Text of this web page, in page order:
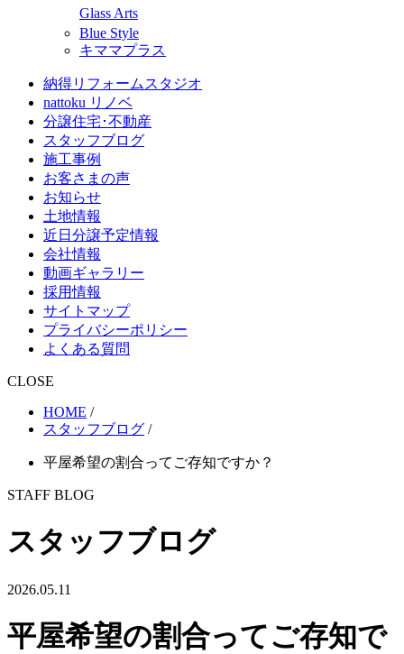
Glass Arts
Blue Style
キママプラス
納得リフォームスタジオ
nattoku リノベ
分譲住宅･不動産
スタッフブログ
施工事例
お客さまの声
お知らせ
土地情報
近日分譲予定情報
会社情報
動画ギャラリー
採用情報
サイトマップ
プライバシーポリシー
よくある質問
CLOSE
HOME /
スタッフブログ /
平屋希望の割合ってご存知ですか？
STAFF BLOG
スタッフブログ
2026.05.11
平屋希望の割合ってご存知で